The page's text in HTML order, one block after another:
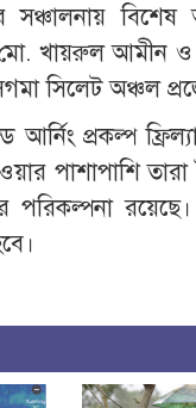
বিশেষ
খায়রুল আমীন ও
সিলেট অঞ্চল
আর্নিং প্রকল্প
পাশাপাশি